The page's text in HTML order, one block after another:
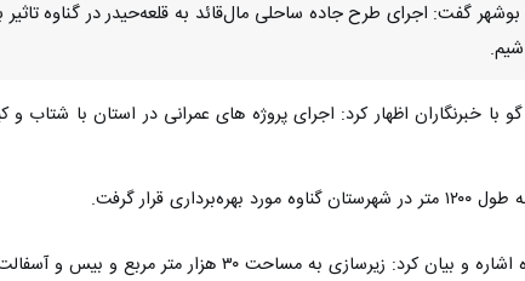
گفت: اجرای طرح جاده ساحلی مال‌قائد به قلعه‌حیدر در گناوه
با خبرنگاران اظهار کرد: اجرای پروژه های عمرانی در استان با
قرار گرفت.
و بیس و آسفالت با وسعت ۲۵ هزار متر مربع از مشخصات این پروژه است.